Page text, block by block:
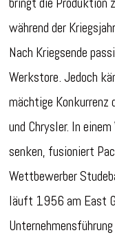
während der
Nach Kriegsende
Werkstore. Jedoch
mächtige Konkurrenz
und Chrysler. In
senken, fusioniert
Wettbewerber
läuft 1956 am East